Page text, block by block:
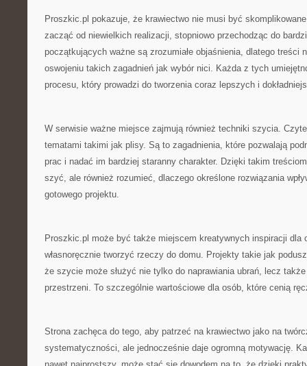
Proszkic.pl pokazuje, że krawiectwo nie musi być
zacząć od niewielkich realizacji, stopniowo przechodząc do
początkujących ważne są zrozumiałe objaśnienia, dlatego treści
oswojeniu takich zagadnień jak wybór nici. Każda z tych
procesu, który prowadzi do tworzenia coraz lepszych i
W serwisie ważne miejsce zajmują również techniki szycia.
tematami takimi jak plisy. Są to zagadnienia, które pozwalają
prac i nadać im bardziej staranny charakter. Dzięki takim
szyć, ale również rozumieć, dlaczego określone rozwiązania
gotowego projektu.
Proszkic.pl może być także miejscem kreatywnych inspiracji dla
własnoręcznie tworzyć rzeczy do domu. Projekty takie jak
że szycie może służyć nie tylko do naprawiania ubrań, lecz
przestrzeni. To szczególnie wartościowe dla osób, które cenią
Strona zachęca do tego, aby patrzeć na krawiectwo jako na
systematyczności, ale jednocześnie daje ogromną motywację.